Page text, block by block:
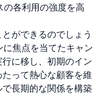
各利用の強度を高
ができるのでしょう
焦点を当てたキャン
に移し、初期のイン
って熱心な顧客を維
長期的な関係を構築